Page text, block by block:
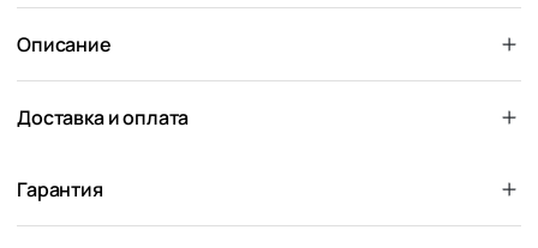
Описание
Доставка и оплата
Гарантия